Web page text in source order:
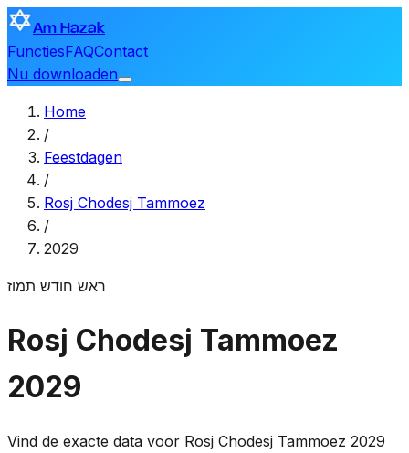
Am Hazak
FunctiesFAQContact
Nu downloaden
Home
/
Feestdagen
/
Rosj Chodesj Tammoez
/
2029
ראש חודש תמוז
Rosj Chodesj Tammoez
2029
Vind de exacte data voor Rosj Chodesj Tammoez 2029